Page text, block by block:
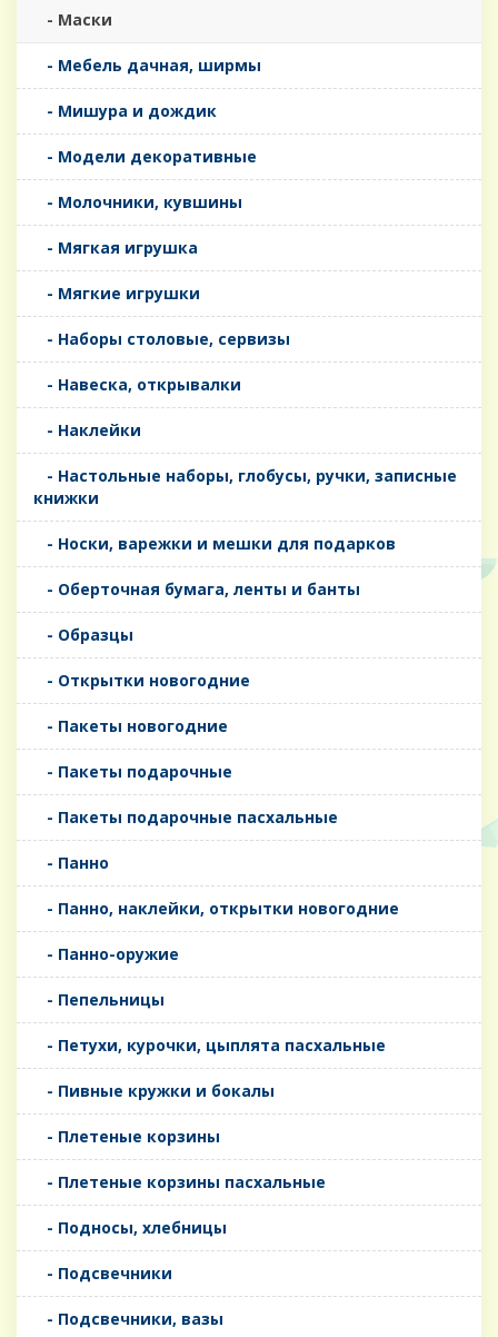
- Маски
- Мебель дачная, ширмы
- Мишура и дождик
- Модели декоративные
- Молочники, кувшины
- Мягкая игрушка
- Мягкие игрушки
- Наборы столовые, сервизы
- Навеска, открывалки
- Наклейки
- Настольные наборы, глобусы, ручки, записные
книжки
- Носки, варежки и мешки для подарков
- Оберточная бумага, ленты и банты
- Образцы
- Открытки новогодние
- Пакеты новогодние
- Пакеты подарочные
- Пакеты подарочные пасхальные
- Панно
- Панно, наклейки, открытки новогодние
- Панно-оружие
- Пепельницы
- Петухи, курочки, цыплята пасхальные
- Пивные кружки и бокалы
- Плетеные корзины
- Плетеные корзины пасхальные
- Подносы, хлебницы
- Подсвечники
- Подсвечники, вазы